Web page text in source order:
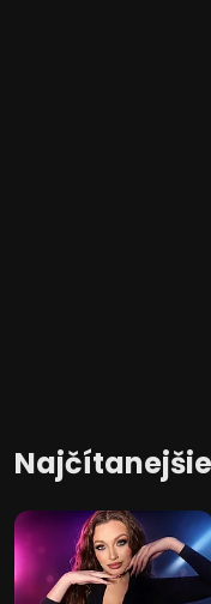
Najčítanejšie